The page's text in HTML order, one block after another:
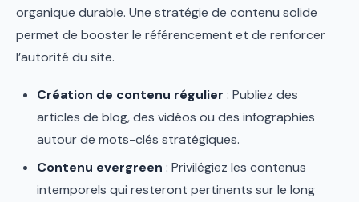
organique durable. Une stratégie de contenu solide
permet de booster le référencement et de renforcer
l’autorité du site.
Création de contenu régulier : Publiez des
articles de blog, des vidéos ou des infographies
autour de mots-clés stratégiques.
Contenu evergreen : Privilégiez les contenus
intemporels qui resteront pertinents sur le long